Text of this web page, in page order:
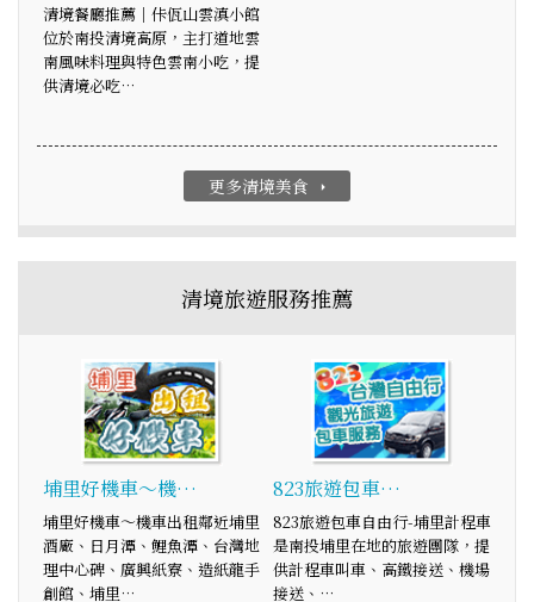
清境餐廳推薦｜佧佤山雲滇小館
位於南投清境高原，主打道地雲
南風味料理與特色雲南小吃，提
供清境必吃…
更多清境美食 arrow_right
清境旅遊服務推薦
埔里好機車～機…
埔里好機車～機車出租鄰近埔里
酒廠、日月潭、鯉魚潭、台灣地
理中心碑、廣興紙寮、造紙龍手
創館、埔里…
823旅遊包車…
823旅遊包車自由行-埔里計程車
是南投埔里在地的旅遊團隊，提
供計程車叫車、高鐵接送、機場
接送、…